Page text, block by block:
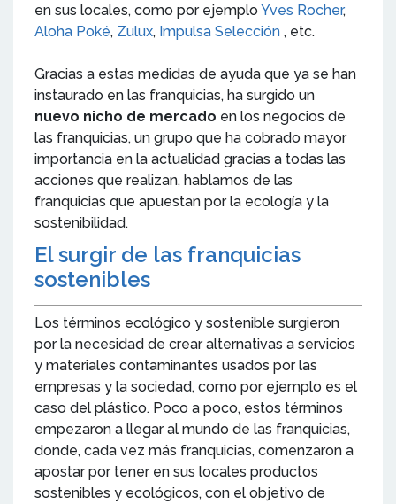
en sus locales, como por ejemplo Yves Rocher,
Aloha Poké, Zulux, Impulsa Selección , etc.
Gracias a estas medidas de ayuda que ya se han
instaurado en las franquicias, ha surgido un
nuevo nicho de mercado en los negocios de
las franquicias, un grupo que ha cobrado mayor
importancia en la actualidad gracias a todas las
acciones que realizan, hablamos de las
franquicias que apuestan por la ecología y la
sostenibilidad.
El surgir de las franquicias
sostenibles
Los términos ecológico y sostenible surgieron
por la necesidad de crear alternativas a servicios
y materiales contaminantes usados por las
empresas y la sociedad, como por ejemplo es el
caso del plástico. Poco a poco, estos términos
empezaron a llegar al mundo de las franquicias,
donde, cada vez más franquicias, comenzaron a
apostar por tener en sus locales productos
sostenibles y ecológicos, con el objetivo de